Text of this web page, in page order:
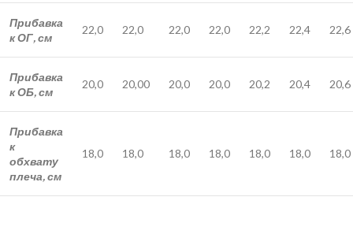
Прибавка
к ОГ, см
22,0 22,0 22,0 22,0 22,2 22,4 22,6
Прибавка
к ОБ, см
20,0 20,00 20,0 20,0 20,2 20,4 20,6
Прибавка
к
обхвату
плеча, см
18,0 18,0 18,0 18,0 18,0 18,0 18,0